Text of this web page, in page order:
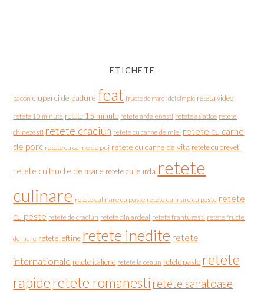
ETICHETE
bacon ciuperci de padure feat fructe de mare idei simple reteta video
retete 10 minute retete 15 minute retete ardelenesti retete asiatice retete
chinezesti retete craciun retete cu carne de miel retete cu carne
de porc retete cu carne de pui retete cu carne de vita retete cu creveti
retete cu fructe de mare retete cu leurda retete
culinare retete culinare cu paste retete culinare cu peste retete
cu peste retete de craciun retete din ardeal retete frantuzesti retete fructe
de mare retete ieftine retete inedite retete
internationale retete italiene retete la ceaun retete paste retete
rapideretete romanesti retete sanatoase